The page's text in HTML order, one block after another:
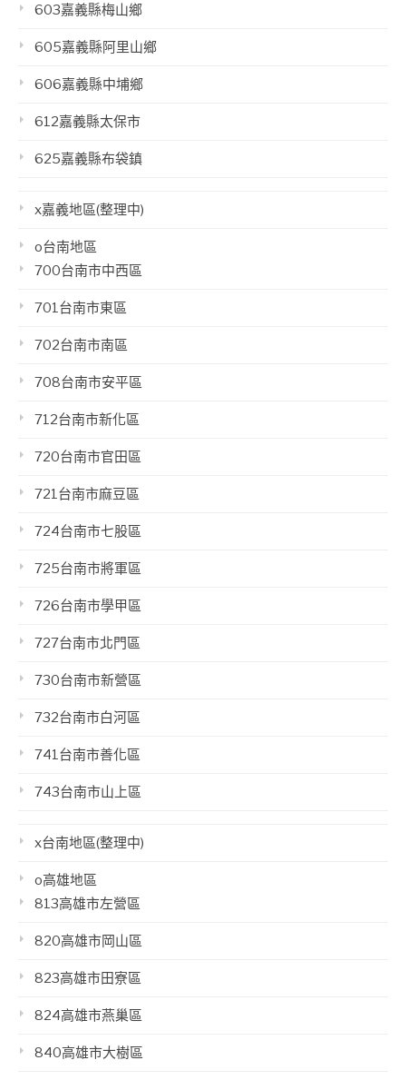
603嘉義縣梅山鄉
605嘉義縣阿里山鄉
606嘉義縣中埔鄉
612嘉義縣太保市
625嘉義縣布袋鎮
x嘉義地區(整理中)
o台南地區
700台南市中西區
701台南市東區
702台南市南區
708台南市安平區
712台南市新化區
720台南市官田區
721台南市麻豆區
724台南市七股區
725台南市將軍區
726台南市學甲區
727台南市北門區
730台南市新營區
732台南市白河區
741台南市善化區
743台南市山上區
x台南地區(整理中)
o高雄地區
813高雄市左營區
820高雄市岡山區
823高雄市田寮區
824高雄市燕巢區
840高雄市大樹區